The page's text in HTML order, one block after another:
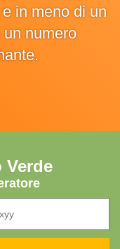
in meno di un
numero
Verde